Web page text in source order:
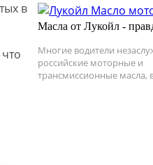
в
Масла от Лукойл -
Многие водители
российские моторные и
трансмиссионные масла,